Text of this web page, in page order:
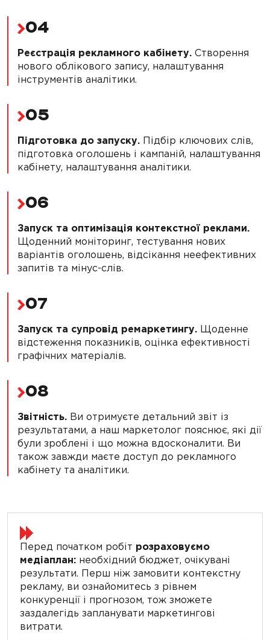
04
Реєстрація рекламного кабінету. Створення
нового облікового запису, налаштування
інструментів аналітики.
05
Підготовка до запуску. Підбір ключових слів,
підготовка оголошень і кампаній, налаштування
кабінету, налаштування аналітики.
06
Запуск та оптимізація контекстної реклами.
Щоденний моніторинг, тестування нових
варіантів оголошень, відсікання неефективних
запитів та мінус-слів.
07
Запуск та супровід ремаркетингу. Щоденне
відстеження показників, оцінка ефективності
графічних матеріалів.
08
Звітність. Ви отримуєте детальний звіт із
результатами, а наш маркетолог пояснює, які дії
були зроблені і що можна вдосконалити. Ви
також завжди маєте доступ до рекламного
кабінету та аналітики.
Перед початком робіт розраховуємо
медіаплан: необхідний бюджет, очікувані
результати. Перш ніж замовити контекстну
рекламу, ви ознайомитесь з рівнем
конкуренції і прогнозом, тож зможете
заздалегідь запланувати маркетингові
витрати.